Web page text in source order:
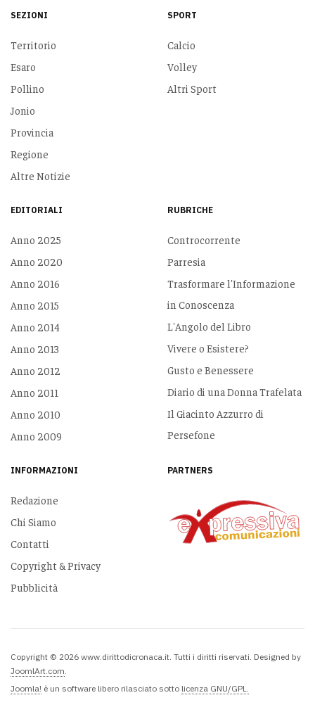
SEZIONI
Territorio
Esaro
Pollino
Jonio
Provincia
Regione
Altre Notizie
SPORT
Calcio
Volley
Altri Sport
EDITORIALI
Anno 2025
Anno 2020
Anno 2016
Anno 2015
Anno 2014
Anno 2013
Anno 2012
Anno 2011
Anno 2010
Anno 2009
RUBRICHE
Controcorrente
Parresia
Trasformare l'Informazione
in Conoscenza
L'Angolo del Libro
Vivere o Esistere?
Gusto e Benessere
Diario di una Donna Trafelata
Il Giacinto Azzurro di
Persefone
INFORMAZIONI
Redazione
Chi Siamo
Contatti
Copyright & Privacy
Pubblicità
PARTNERS
Copyright © 2026 www.dirittodicronaca.it. Tutti i diritti riservati. Designed by
JoomlArt.com.
Joomla! è un software libero rilasciato sotto licenza GNU/GPL.